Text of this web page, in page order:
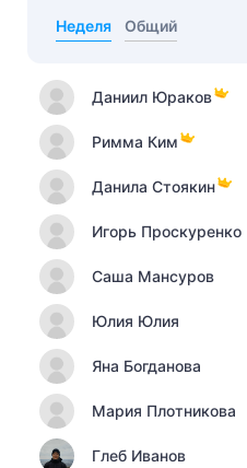
Неделя Общий
Даниил Юраков
Римма Ким
Данила Стоякин
Игорь Проскуренко
Саша Мансуров
Юлия Юлия
Яна Богданова
Мария Плотникова
Глеб Иванов